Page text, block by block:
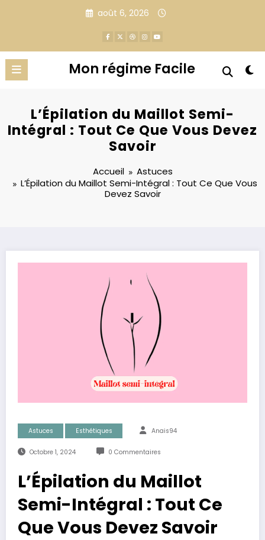
août 6, 2026
Mon régime Facile
L’Épilation du Maillot Semi-
Intégral : Tout Ce Que Vous Devez
Savoir
Accueil
Astuces
L’Épilation du Maillot Semi-Intégral : Tout Ce Que Vous
Devez Savoir
Astuces Esthétiques Anais94
Octobre 1, 2024 0 Commentaires
L’Épilation du Maillot
Semi-Intégral : Tout Ce
Que Vous Devez Savoir